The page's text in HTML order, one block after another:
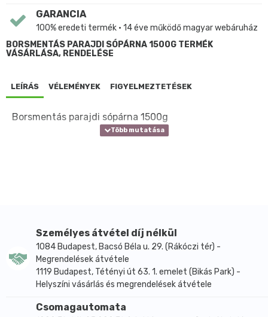
GARANCIA
100% eredeti termék • 14 éve működő magyar webáruház
BORSMENTÁS PARAJDI SÓPÁRNA 1500G TERMÉK
VÁSÁRLÁSA, RENDELÉSE
LEÍRÁS VÉLEMÉNYEK FIGYELMEZTETÉSEK
Borsmentás parajdi sópárna 1500g
Személyes átvétel díj nélkül
1084 Budapest, Bacsó Béla u. 29. (Rákóczi tér) -
Megrendelések átvétele
1119 Budapest, Tétényi út 63. 1. emelet (Bikás Park) -
Helyszíni vásárlás és megrendelések átvétele
Csomagautomata